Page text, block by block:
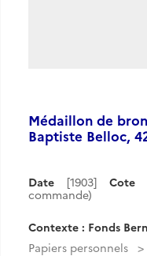
Médaillon de
Baptiste Belloc,
Date [1903] Cote
commande)
Contexte : Fonds
Papiers personnels